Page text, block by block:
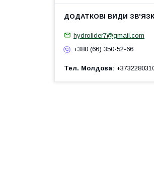
hydrolider7@gmail.com
+380 (66) 350-52-66
Тел. Молдова